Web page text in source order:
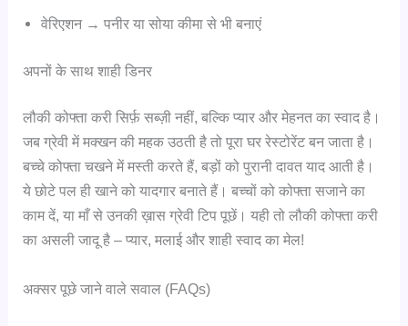
वेरिएशन → पनीर या सोया कीमा से भी बनाएं
अपनों के साथ शाही डिनर
लौकी कोफ्ता करी सिर्फ़ सब्ज़ी नहीं, बल्कि प्यार और मेहनत का स्वाद है।
जब ग्रेवी में मक्खन की महक उठती है तो पूरा घर रेस्टोरेंट बन जाता है।
बच्चे कोफ्ता चखने में मस्ती करते हैं, बड़ों को पुरानी दावत याद आती है।
ये छोटे पल ही खाने को यादगार बनाते हैं। बच्चों को कोफ्ता सजाने का
काम दें, या माँ से उनकी ख़ास ग्रेवी टिप पूछें। यही तो लौकी कोफ्ता करी
का असली जादू है – प्यार, मलाई और शाही स्वाद का मेल!
अक्सर पूछे जाने वाले सवाल (FAQs)